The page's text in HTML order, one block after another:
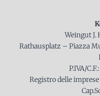
Weingut J.
Rathausplatz – Piazza
P.IVA/
Registro delle